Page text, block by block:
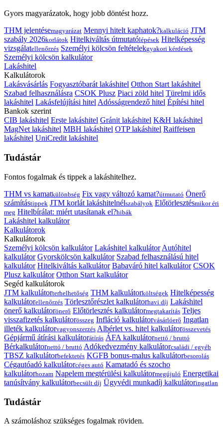
Gyors magyarázatok, hogy jobb döntést hozz.
THM jelentésemagyarázat Mennyi hitelt kaphatok?kalkuláció JTM
szabály 2026korlátok Hitelkiváltás útmutatólépések Hitelképesség
vizsgálatellenőrzés Személyi kölcsön feltételekgyakori kérdések
Személyi kölcsön kalkulátor
Lakáshitel
Kalkulátorok
Lakásvásárlás Fogyasztóbarát lakáshitel Otthon Start lakáshitel
Szabad felhasználásra CSOK Plusz Piaci zöld hitel Türelmi idős
lakáshitel Lakásfelújítási hitelAdósságrendező hitel Építési hitel
Bankok szerint
CIB lakáshitel Erste lakáshitel Gránit lakáshitel K&H lakáshitel
MagNet lakáshitel MBH lakáshitel OTP lakáshitel Raiffeisen
lakáshitel UniCredit lakáshitel
Tudástár
Fontos fogalmak és tippek a lakáshitelhez.
THM vs kamatkülönbség Fix vagy változó kamat?útmutató Önerő
számítástippek JTM korlát lakáshitelnélszabályok Előtörlesztésmikor éri
meg Hitelbírálat: miért utasítanak el?hibák
Lakáshitel kalkulátor
Kalkulátorok
Kalkulátorok
Személyi kölcsön kalkulátor Lakáshitel kalkulátor Autóhitel
kalkulátor Gyorskölcsön kalkulátor Szabad felhasználású hitel
kalkulátor Hitelkiváltás kalkulátor Babaváró hitel kalkulátor CSOK
Plusz kalkulátor Otthon Start kalkulátor
Segéd kalkulátorok
JTM kalkulátorterhelhetőség THM kalkulátorköltségek Hitelképesség
kalkulátorellenőrzés Törlesztőrészlet kalkulátorhavi díj Lakáshitel
önerő kalkulátorönerő Előtörlesztés kalkulátormegtakarítás Teljes
visszafizetés kalkulátorösszeg Infláció kalkulátorvásárlóerő Ingatlan
illeték kalkulátorvagyonszerzés Albérlet vs. hitel kalkulátorösszevetés
Gépjármű átírási kalkulátorátírás ÁFA kalkulátornettó / bruttó
Bérkalkulátornettó / bruttó Adókedvezmény kalkulátorcsaládi / egyéb
TBSZ kalkulátorbefektetés KGFB bonus-malus kalkulátorbesorolás
Cégautóadó kalkulátorcéges autó Kamatadó és szocho
kalkulátorhozam Napelem megtérülési kalkulátormegújuló Energetikai
tanúsítvány kalkulátorbecsült díj Ügyvédi munkadíj kalkulátoringatlan
Tudástár
A számoláshoz szükséges fogalmak röviden.